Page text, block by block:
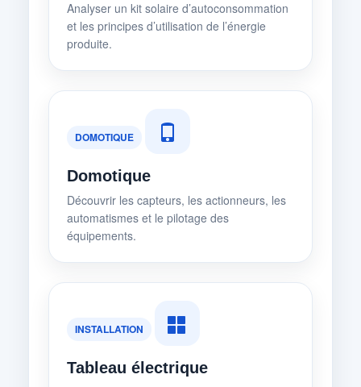
Analyser un kit solaire d’autoconsommation
et les principes d’utilisation de l’énergie
produite.
DOMOTIQUE
Domotique
Découvrir les capteurs, les actionneurs, les
automatismes et le pilotage des
équipements.
INSTALLATION
Tableau électrique